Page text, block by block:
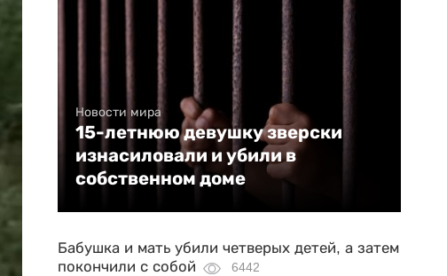
Новости мира
15-летнюю девушку зверски
изнасиловали и убили в
собственном доме
Бабушка и мать убили четверых детей, а затем
покончили с собой
6442